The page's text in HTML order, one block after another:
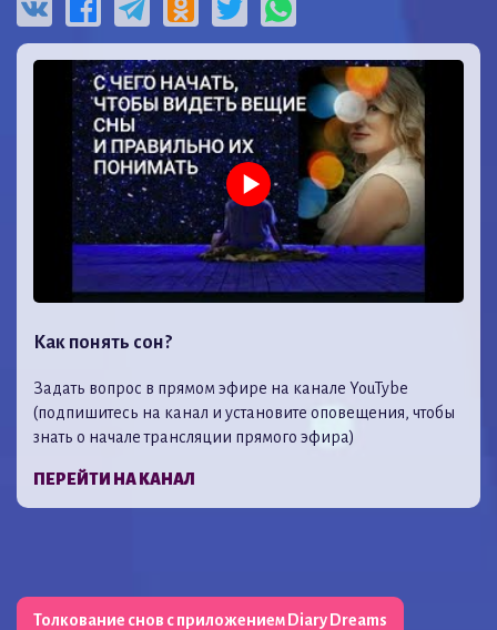
Как понять сон?
Задать вопрос в прямом эфире на канале YouTybe
(подпишитесь на канал и установите оповещения, чтобы
знать о начале трансляции прямого эфира)
ПЕРЕЙТИ НА КАНАЛ
Толкование снов с приложением Diary Dreams